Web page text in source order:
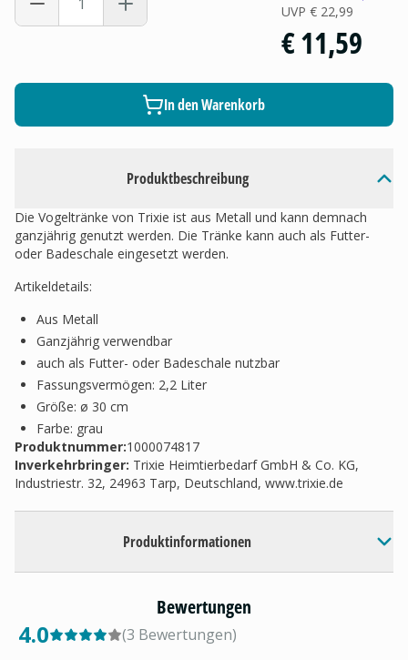
Produktbeschreibung
Die Vogeltränke von Trixie ist aus Metall und kann demnach
ganzjährig genutzt werden. Die Tränke kann auch als Futter-
oder Badeschale eingesetzt werden.
Artikeldetails:
Aus Metall
Ganzjährig verwendbar
auch als Futter- oder Badeschale nutzbar
Fassungsvermögen: 2,2 Liter
Größe: ø 30 cm
Farbe: grau
Produktnummer:1000074817
Inverkehrbringer: Trixie Heimtierbedarf GmbH & Co. KG,
Industriestr. 32, 24963 Tarp, Deutschland, www.trixie.de
Produktinformationen
UVP € 22,99
€ 11,59
In den Warenkorb
Bewertungen
4.0 (3 Bewertungen)